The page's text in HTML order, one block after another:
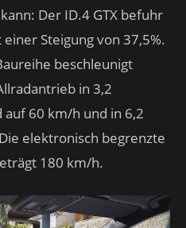
Der ID.4 GTX befuhr
Steigung von 37,5%.
beschleunigt
in 3,2
auf 60 km/h und in 6,2
elektronisch begrenzte
180 km/h.